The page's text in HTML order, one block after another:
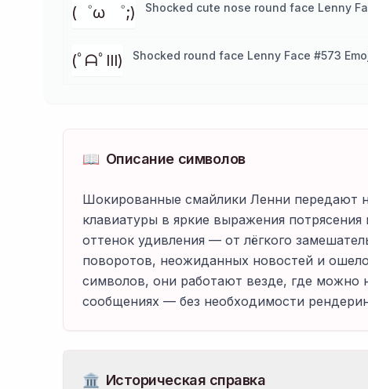
(゜ω ゜;) Shocked cute nose round face Lenny
(ﾟᗩﾟlll) Shocked round face Lenny Face #573
📖 Описание символов
Шокированные смайлики Ленни передают
клавиатуры в яркие выражения
оттенок удивления — от лёгкого
поворотов, неожиданных новостей и
символов, они работают везде, где можно
сообщениях — без необходимости
🏛️ Историческая справка